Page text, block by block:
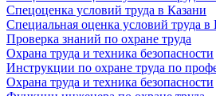
Спецоценка условий труда в Казани
Специальная оценка условий труда в
Проверка знаний по охране труда
Охрана труда и техника безопасности
Инструкции по охране труда по
Охрана труда и техника безопасности